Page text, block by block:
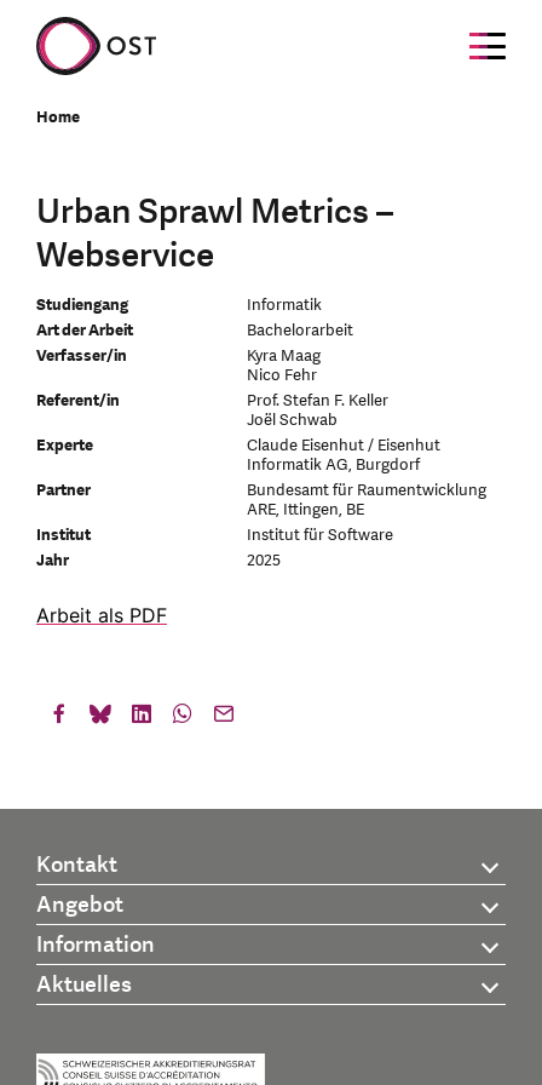
Home
Urban Sprawl Metrics –
Webservice
Studiengang
Informatik
Art der Arbeit
Bachelorarbeit
Verfasser/in
Kyra Maag
Nico Fehr
Referent/in
Prof. Stefan F. Keller
Joël Schwab
Experte
Claude Eisenhut / Eisenhut
Informatik AG, Burgdorf
Partner
Bundesamt für Raumentwicklung
ARE, Ittingen, BE
Institut
Institut für Software
Jahr
2025
Arbeit als PDF
Kontakt
Angebot
Information
Aktuelles